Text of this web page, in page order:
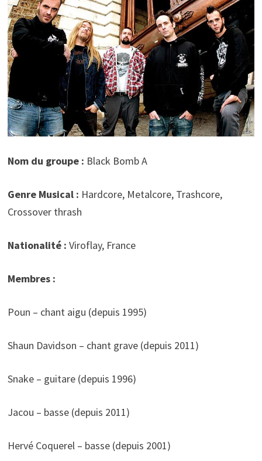
Nom du groupe : Black Bomb A
Genre Musical : Hardcore, Metalcore, Trashcore,
Crossover thrash
Nationalité : Viroflay, France
Membres :
Poun – chant aigu (depuis 1995)
Shaun Davidson – chant grave (depuis 2011)
Snake – guitare (depuis 1996)
Jacou – basse (depuis 2011)
Hervé Coquerel – basse (depuis 2001)